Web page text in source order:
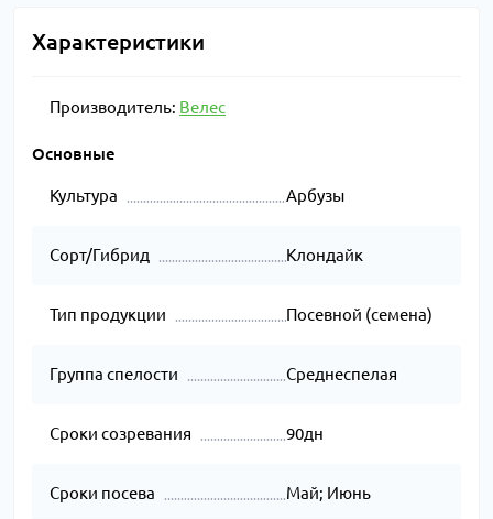
Характеристики
Производитель: Велес
Основные
Культура Арбузы
Сорт/Гибрид Клондайк
Тип продукции Посевной (семена)
Группа спелости Среднеспелая
Сроки созревания 90дн
Сроки посева Май; Июнь